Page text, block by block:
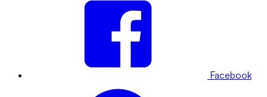
Facebook